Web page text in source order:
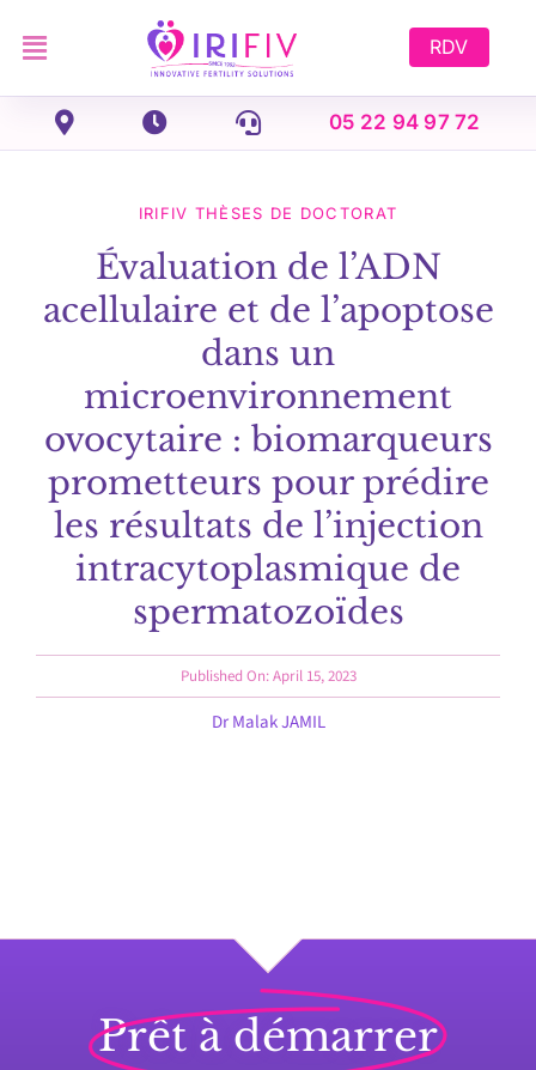
RDV
05 22 94 97 72
IRIFIV THÈSES DE DOCTORAT
Évaluation de l’ADN
acellulaire et de l’apoptose
dans un
microenvironnement
ovocytaire : biomarqueurs
prometteurs pour prédire
les résultats de l’injection
intracytoplasmique de
spermatozoïdes
Published On: April 15, 2023
Dr Malak JAMIL
Prêt à démarrer